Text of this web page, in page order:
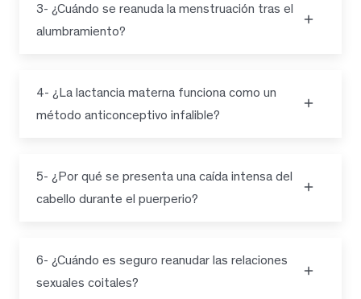
3- ¿Cuándo se reanuda la menstruación tras el
alumbramiento?
4- ¿La lactancia materna funciona como un
método anticonceptivo infalible?
5- ¿Por qué se presenta una caída intensa del
cabello durante el puerperio?
6- ¿Cuándo es seguro reanudar las relaciones
sexuales coitales?